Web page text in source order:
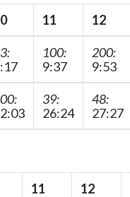
11 12
100:
9:37
200:
9:53
39:
26:24
48:
27:27
11 12